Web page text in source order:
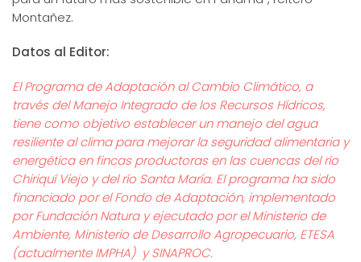
Montañez.
Datos al Editor:
El Programa de Adaptación al Cambio Climático, a
través del Manejo Integrado de los Recursos Hídricos,
tiene como objetivo establecer un manejo del agua
resiliente al clima para mejorar la seguridad alimentaria y
energética en fincas productoras en las cuencas del río
Chiriquí Viejo y del río Santa María. El programa ha sido
financiado por el Fondo de Adaptación, implementado
por Fundación Natura y ejecutado por el Ministerio de
Ambiente, Ministerio de Desarrollo Agropecuario, ETESA
(actualmente IMPHA) y SINAPROC.